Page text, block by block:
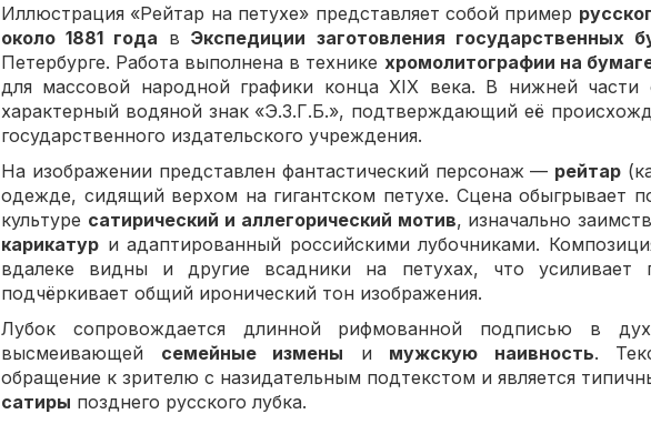
Иллюстрация «Рейтар на петухе» представляет собой пример
около 1881 года вЭкспедиции заготовления государственных
Петербурге. Работа выполнена в технике хромолитографии на
для массовой народной графики конца XIX века. В нижней части
характерный водяной знак «Э.З.Г.Б.», подтверждающий её
государственного издательского учреждения.
На изображении представлен фантастический персонаж — рейтар
одежде, сидящий верхом на гигантском петухе. Сцена обыгрывает
культуре сатирический и аллегорический мотив, изначально
карикатур и адаптированный российскими лубочниками.
вдалеке видны и другие всадники на петухах, что усиливает
подчёркивает общий иронический тон изображения.
Лубок сопровождается длинной рифмованной подписью в
высмеивающей семейные измены и мужскую наивность.
обращение к зрителю с назидательным подтекстом и является
сатиры позднего русского лубка.